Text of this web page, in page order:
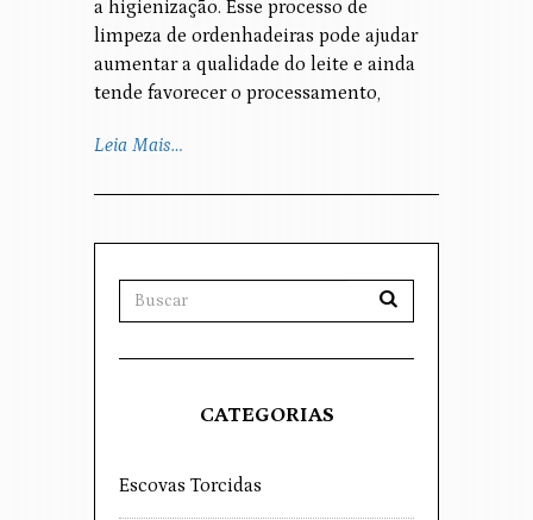
a higienização. Esse processo de
limpeza de ordenhadeiras pode ajudar
aumentar a qualidade do leite e ainda
tende favorecer o processamento,
Leia Mais…
CATEGORIAS
Escovas Torcidas